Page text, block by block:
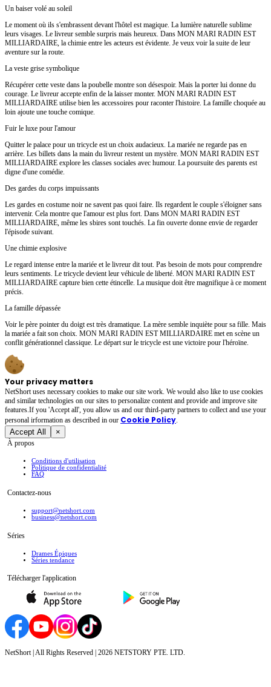
Un baiser volé au soleil
Le moment où ils s'embrassent devant l'hôtel est magique. La lumière naturelle sublime
leurs visages. Le livreur semble surpris mais heureux. Dans MON MARI RADIN EST
MILLIARDAIRE, la chimie entre les acteurs est évidente. Je veux voir la suite de leur
aventure sur la route.
La veste grise symbolique
Récupérer cette veste dans la poubelle montre son désespoir. Mais la porter lui donne du
courage. Le livreur accepte enfin de la laisser monter. MON MARI RADIN EST
MILLIARDAIRE utilise bien les accessoires pour raconter l'histoire. La famille choquée au
loin ajoute une touche comique.
Fuir le luxe pour l'amour
Quitter le palace pour un tricycle est un choix audacieux. La mariée ne regarde pas en
arrière. Les billets dans la main du livreur restent un mystère. MON MARI RADIN EST
MILLIARDAIRE explore les classes sociales avec humour. La poursuite des parents est
digne d'une comédie.
Des gardes du corps impuissants
Les gardes en costume noir ne savent pas quoi faire. Ils regardent le couple s'éloigner sans
intervenir. Cela montre que l'amour est plus fort. Dans MON MARI RADIN EST
MILLIARDAIRE, même les sbires sont touchés. La fin ouverte donne envie de regarder
l'épisode suivant.
Une chimie explosive
Le regard intense entre la mariée et le livreur dit tout. Pas besoin de mots pour comprendre
leurs sentiments. Le tricycle devient leur véhicule de liberté. MON MARI RADIN EST
MILLIARDAIRE capture bien cette étincelle. La musique doit être magnifique à ce moment
précis.
La famille dépassée
Voir le père pointer du doigt est très dramatique. La mère semble inquiète pour sa fille. Mais
la mariée a fait son choix. MON MARI RADIN EST MILLIARDAIRE met en scène un
conflit générationnel classique. Le départ sur le tricycle est une victoire pour l'héroïne.
Your privacy matters
NetShort uses necessary cookies to make our site work. We would also like to use cookies
and similar technologies on our sites to personalize content and provide and improve site
features.If you 'Accept all', you allow us and our third-party partners to collect and use your
personal irformation as described in our Cookie Policy.
Accept All ×
À propos
Conditions d'utilisation
Politique de confidentialité
FAQ
Contactez-nous
support@netshort.com
business@netshort.com
Séries
Drames Épiques
Séries tendance
Télécharger l'application
NetShort | All Rights Reserved | 2026 NETSTORY PTE. LTD.